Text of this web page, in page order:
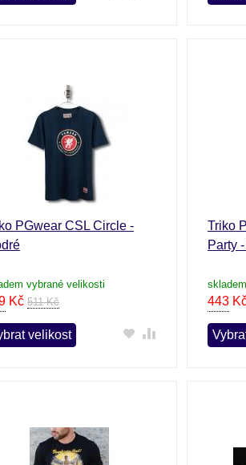
PGwear CSL Circle -
vybrané velikosti
Kč 511 Kč
velikost
Triko
Party
443